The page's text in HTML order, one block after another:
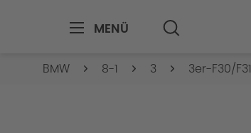
MENÜ
BMW 8-1 3 3er-F30/F31